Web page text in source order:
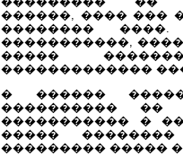
������, ���� ���
��������
�����������,
�����
�������������
� ������
���������� ��
����������� �
�����
��������� �����